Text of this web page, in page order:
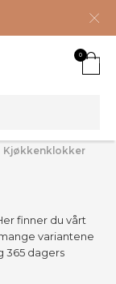
0
Kjøkkenklokker
finner du vårt
variantene
365 dagers